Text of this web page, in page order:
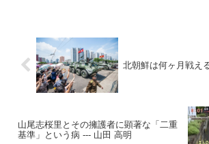
北朝鮮は何ヶ月戦え
山尾志桜里とその擁護者に顕著な「二重
基準」という病 --- 山田 高明